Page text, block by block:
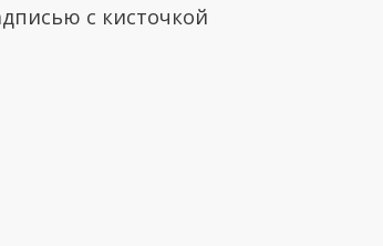
с кисточкой